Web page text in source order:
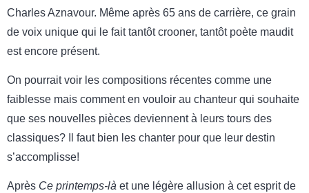
Charles Aznavour. Même après 65 ans de carrière, ce grain
de voix unique qui le fait tantôt crooner, tantôt poète maudit
est encore présent.
On pourrait voir les compositions récentes comme une
faiblesse mais comment en vouloir au chanteur qui souhaite
que ses nouvelles pièces deviennent à leurs tours des
classiques? Il faut bien les chanter pour que leur destin
s’accomplisse!
Après Ce printemps-là et une légère allusion à cet esprit de